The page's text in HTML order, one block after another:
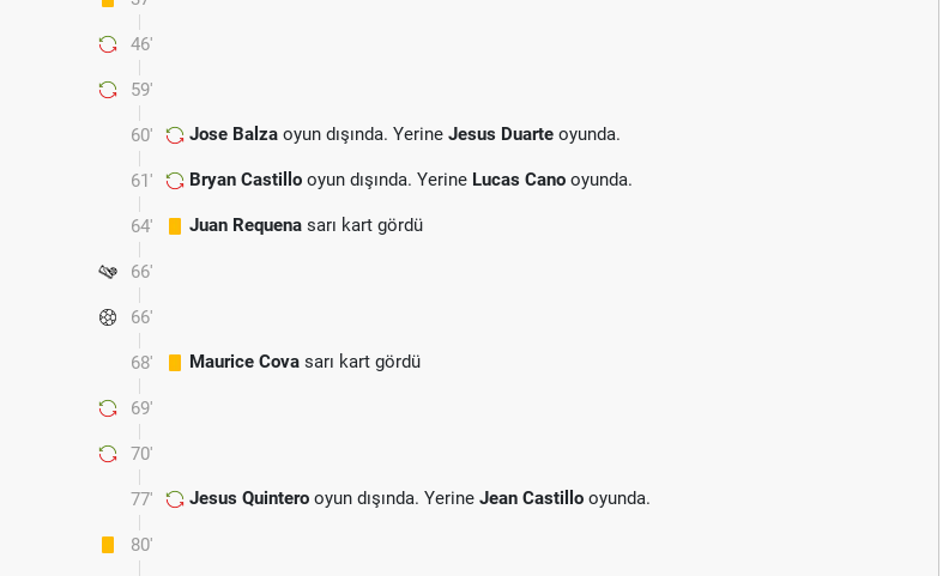
46'
59'
60' Jose Balza oyun dışında. Yerine Jesus Duarte oyunda.
61' Bryan Castillo oyun dışında. Yerine Lucas Cano oyunda.
64' Juan Requena sarı kart gördü
66'
66'
68' Maurice Cova sarı kart gördü
69'
70'
77' Jesus Quintero oyun dışında. Yerine Jean Castillo oyunda.
80'